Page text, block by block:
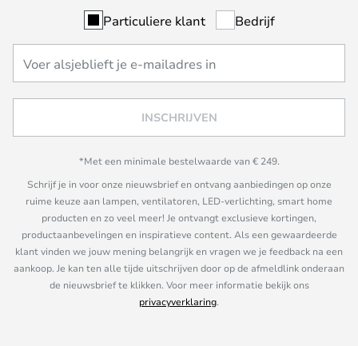
Particuliere klant Bedrijf
INSCHRIJVEN
*Met een minimale bestelwaarde van € 249.
Schrijf je in voor onze nieuwsbrief en ontvang aanbiedingen op onze
ruime keuze aan lampen, ventilatoren, LED-verlichting, smart home
producten en zo veel meer! Je ontvangt exclusieve kortingen,
productaanbevelingen en inspiratieve content. Als een gewaardeerde
klant vinden we jouw mening belangrijk en vragen we je feedback na een
aankoop. Je kan ten alle tijde uitschrijven door op de afmeldlink onderaan
de nieuwsbrief te klikken. Voor meer informatie bekijk ons
privacyverklaring.